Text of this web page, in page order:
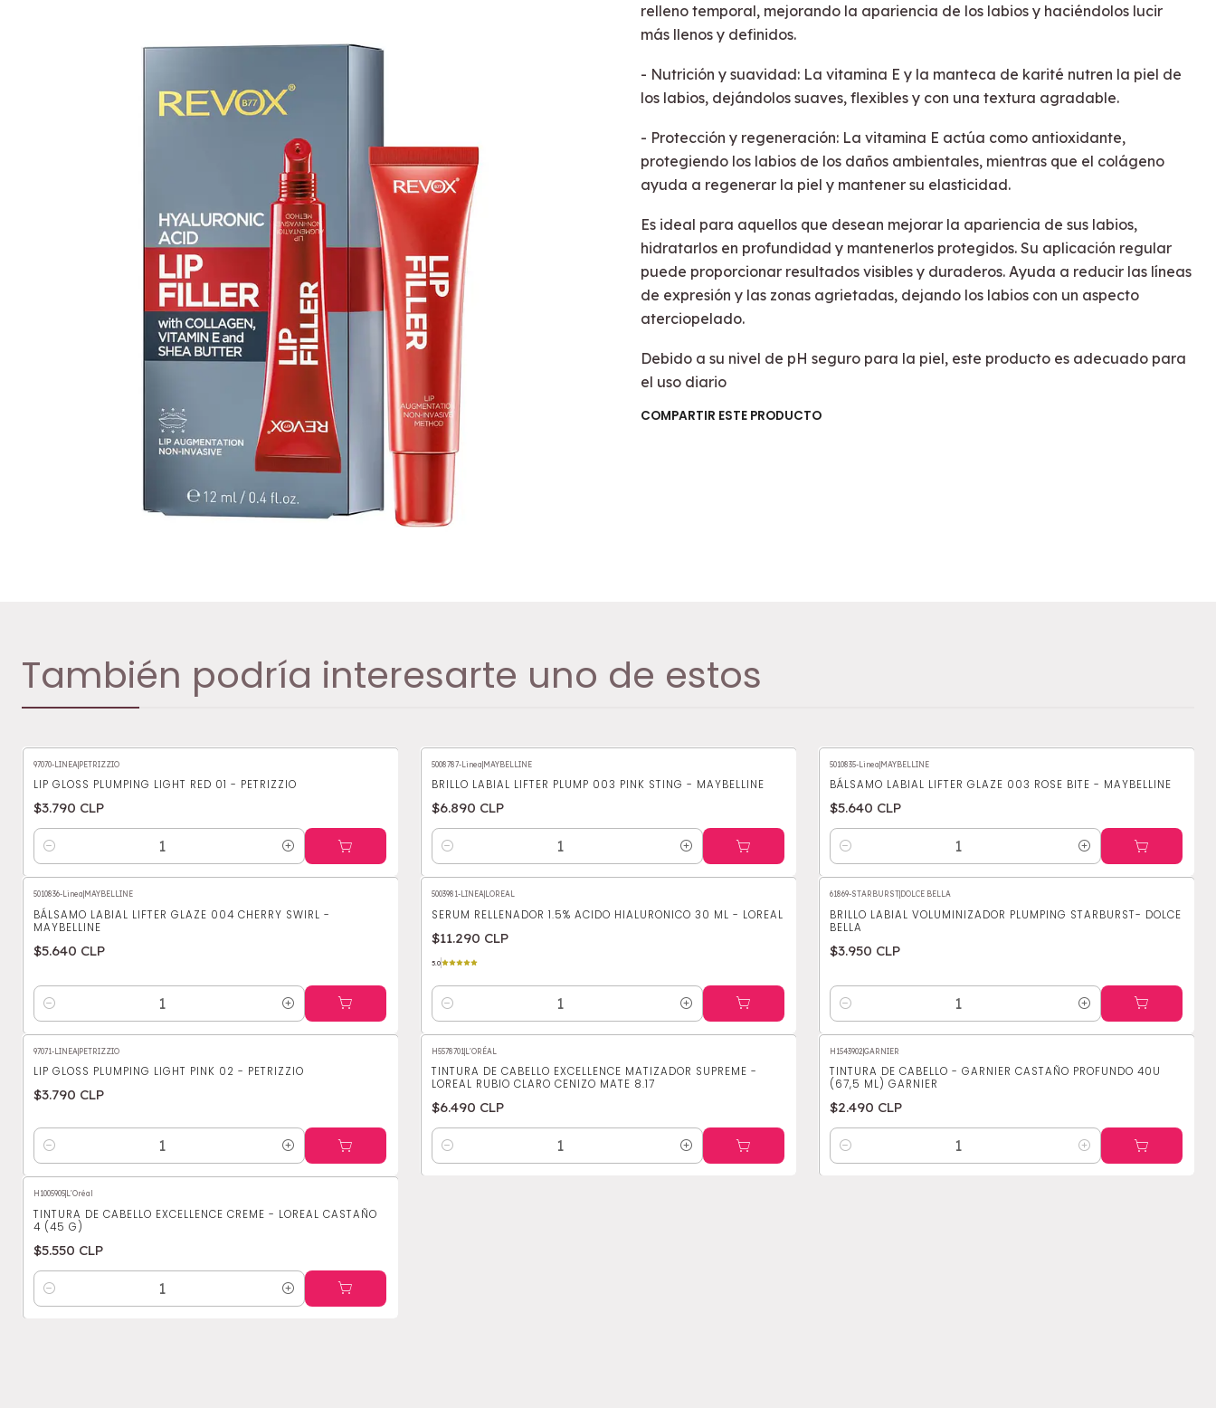
relleno temporal, mejorando la apariencia de los labios y haciéndolos lucir
más llenos y definidos.
- Nutrición y suavidad: La vitamina E y la manteca de karité nutren la piel de
los labios, dejándolos suaves, flexibles y con una textura agradable.
- Protección y regeneración: La vitamina E actúa como antioxidante,
protegiendo los labios de los daños ambientales, mientras que el colágeno
ayuda a regenerar la piel y mantener su elasticidad.
Es ideal para aquellos que desean mejorar la apariencia de sus labios,
hidratarlos en profundidad y mantenerlos protegidos. Su aplicación regular
puede proporcionar resultados visibles y duraderos. Ayuda a reducir las líneas
de expresión y las zonas agrietadas, dejando los labios con un aspecto
aterciopelado.
Debido a su nivel de pH seguro para la piel, este producto es adecuado para
el uso diario
COMPARTIR ESTE PRODUCTO
También podría interesarte uno de estos
97070-LINEA PETRIZZIO
LIP GLOSS PLUMPING LIGHT RED 01 - PETRIZZIO
$3.790 CLP
Cantidad
5008787-Linea MAYBELLINE
BRILLO LABIAL LIFTER PLUMP 003 PINK STING - MAYBELLINE
$6.890 CLP
Cantidad
5010835-Linea MAYBELLINE
BÁLSAMO LABIAL LIFTER GLAZE 003 ROSE BITE - MAYBELLINE
$5.640 CLP
Cantidad
5010836-Linea MAYBELLINE
BÁLSAMO LABIAL LIFTER GLAZE 004 CHERRY SWIRL -
MAYBELLINE
$5.640 CLP
Cantidad
5003981-LINEA| LOREAL
SERUM RELLENADOR 1.5% ACIDO HIALURONICO 30 ML - LOREAL
$11.290 CLP
5.0
Cantidad
61869-STARBURST| DOLCE BELLA
BRILLO LABIAL VOLUMINIZADOR PLUMPING STARBURST- DOLCE
BELLA
$3.950 CLP
Cantidad
97071-LINEA PETRIZZIO
LIP GLOSS PLUMPING LIGHT PINK 02 - PETRIZZIO
$3.790 CLP
Cantidad
H5578701 L'ORÉAL
TINTURA DE CABELLO EXCELLENCE MATIZADOR SUPREME -
LOREAL RUBIO CLARO CENIZO MATE 8.17
$6.490 CLP
Cantidad
H1543902 GARNIER
TINTURA DE CABELLO - GARNIER CASTAÑO PROFUNDO 40U
(67,5 ML) GARNIER
$2.490 CLP
Cantidad
H1005905 L'Oréal
TINTURA DE CABELLO EXCELLENCE CREME - LOREAL CASTAÑO
4 (45 G)
$5.550 CLP
Cantidad